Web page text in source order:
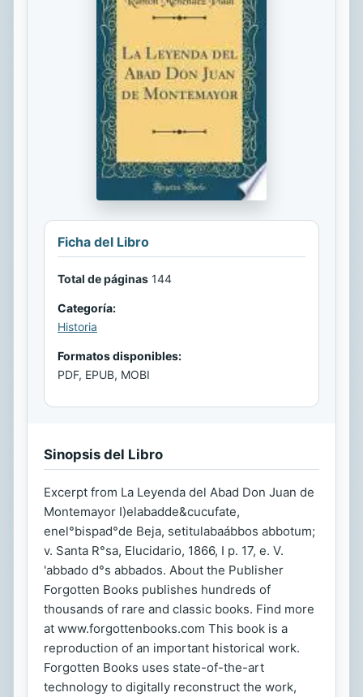
Ficha del Libro
Total de páginas 144
Categoría:
Historia
Formatos disponibles:
PDF, EPUB, MOBI
Sinopsis del Libro
Excerpt from La Leyenda del Abad Don Juan de
Montemayor I)elabadde&cucufate,
enel°bispad°de Beja, setitulabaábbos abbotum;
v. Santa R°sa, Elucidario, 1866, I p. 17, e. V.
'abbado d°s abbados. About the Publisher
Forgotten Books publishes hundreds of
thousands of rare and classic books. Find more
at www.forgottenbooks.com This book is a
reproduction of an important historical work.
Forgotten Books uses state-of-the-art
technology to digitally reconstruct the work,